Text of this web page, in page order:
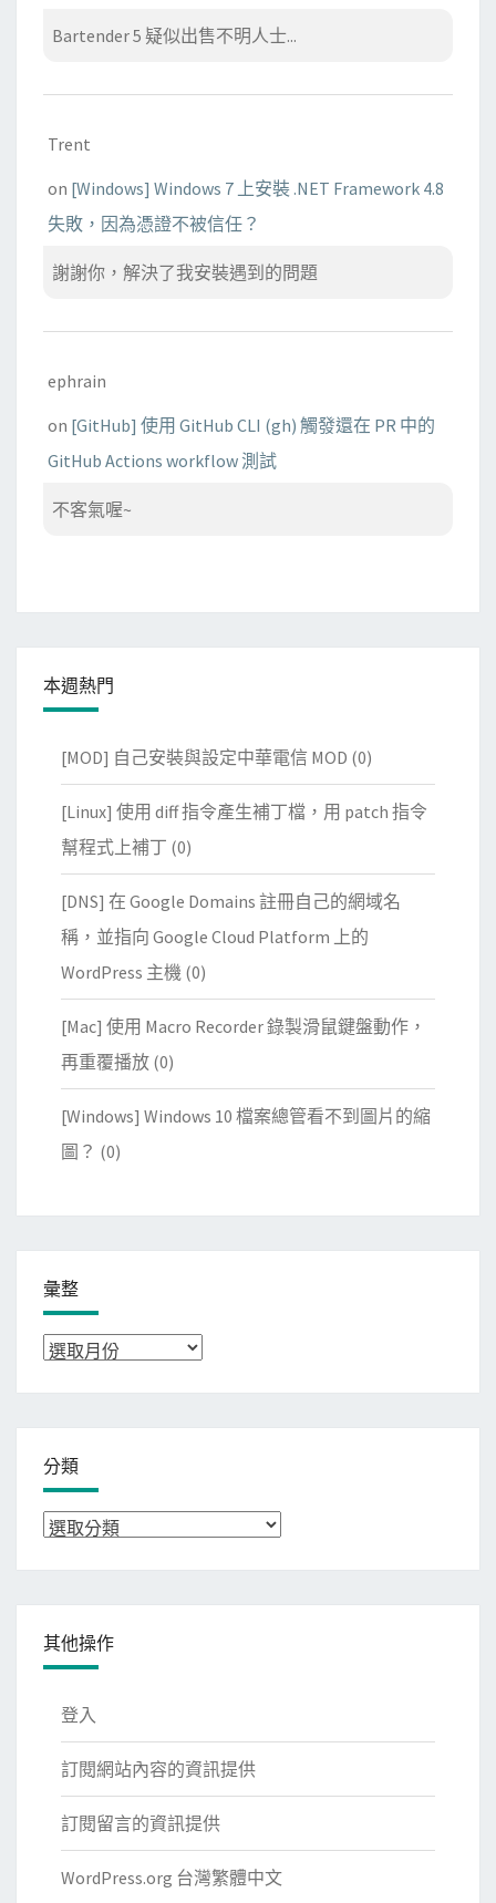
Bartender 5 疑似出售不明人士...
Trent
on [Windows] Windows 7 上安裝 .NET Framework 4.8
失敗，因為憑證不被信任？
謝謝你，解決了我安裝遇到的問題
ephrain
on [GitHub] 使用 GitHub CLI (gh) 觸發還在 PR 中的
GitHub Actions workflow 測試
不客氣喔~
本週熱門
[MOD] 自己安裝與設定中華電信 MOD (0)
[Linux] 使用 diff 指令產生補丁檔，用 patch 指令
幫程式上補丁 (0)
[DNS] 在 Google Domains 註冊自己的網域名
稱，並指向 Google Cloud Platform 上的
WordPress 主機 (0)
[Mac] 使用 Macro Recorder 錄製滑鼠鍵盤動作，
再重覆播放 (0)
[Windows] Windows 10 檔案總管看不到圖片的縮
圖？ (0)
彙整
彙
分類
分
其他操作
登入
訂閱網站內容的資訊提供
訂閱留言的資訊提供
WordPress.org 台灣繁體中文